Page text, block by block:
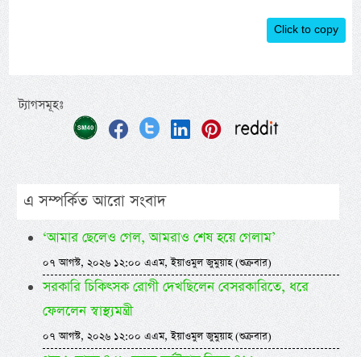
Click to copy
ট্যাগসমূহঃ
এ সম্পর্কিত আরো সংবাদ
‘আমার ছেলেও গেল, আমরাও শেষ হয়ে গেলাম’
০৭ আগস্ট, ২০২৬ ১২:০০ এএম, ইয়াওমুল জুমুয়াহ (শুক্রবার)
সরকারি চিকিৎসক রোগী দেখছিলেন বেসরকারিতে, ধরে
ফেললেন স্বাস্থ্যমন্ত্রী
০৭ আগস্ট, ২০২৬ ১২:০০ এএম, ইয়াওমুল জুমুয়াহ (শুক্রবার)